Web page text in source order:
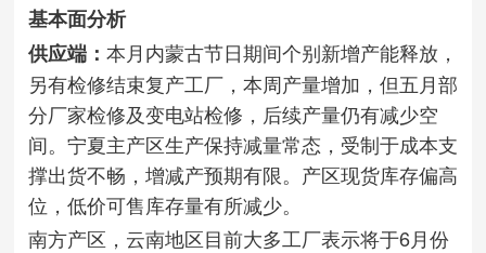
基本面分析
供应端： 本月内蒙古节日期间个别新增产能释放，
另有检修结束复产工厂，本周产量增加，但五月部
分厂家检修及变电站检修，后续产量仍有减少空
间。宁夏主产区生产保持减量常态，受制于成本支
撑出货不畅，增减产预期有限。产区现货库存偏高
位，低价可售库存量有所减少。
南方产区，云南地区目前大多工厂表示将于6月份